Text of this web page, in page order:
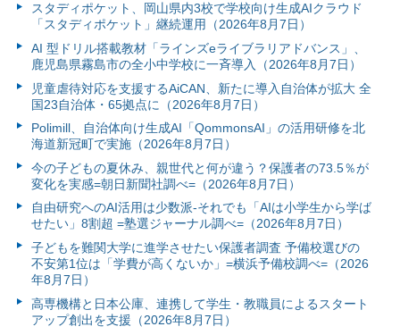
スタディポケット、岡山県内3校で学校向け生成AIクラウド
「スタディポケット」継続運用（2026年8月7日）
AI 型ドリル搭載教材「ラインズeライブラリアドバンス」、
鹿児島県霧島市の全小中学校に一斉導入（2026年8月7日）
児童虐待対応を支援するAiCAN、新たに導入自治体が拡大 全
国23自治体・65拠点に（2026年8月7日）
Polimill、自治体向け生成AI「QommonsAI」の活用研修を北
海道新冠町で実施（2026年8月7日）
今の子どもの夏休み、親世代と何が違う？保護者の73.5％が
変化を実感=朝日新聞社調べ=（2026年8月7日）
自由研究へのAI活用は少数派-それでも「AIは小学生から学ば
せたい」8割超 =塾選ジャーナル調べ=（2026年8月7日）
子どもを難関大学に進学させたい保護者調査 予備校選びの
不安第1位は「学費が高くないか」=横浜予備校調べ=（2026
年8月7日）
高専機構と日本公庫、連携して学生・教職員によるスタート
アップ創出を支援（2026年8月7日）